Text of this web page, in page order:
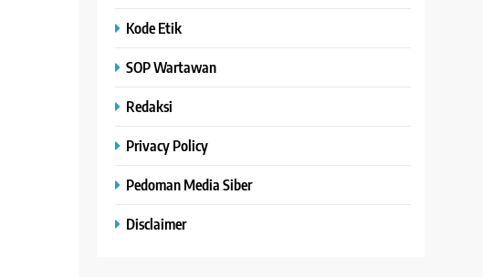
Kode Etik
SOP Wartawan
Redaksi
Privacy Policy
Pedoman Media Siber
Disclaimer